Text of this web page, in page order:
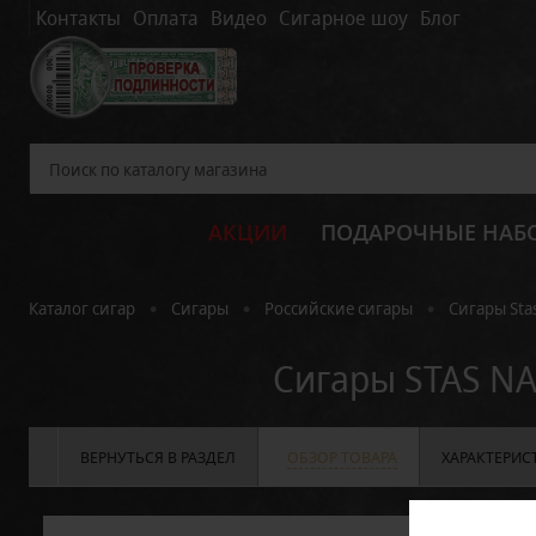
Контакты Оплата Видео Сигарное шоу Блог
АКЦИИ ПОДАРОЧНЫЕ
Каталог сигар Сигары Российские сигары Сигары
Сигары STAS
ВЕРНУТЬСЯ В РАЗДЕЛ ОБЗОР ТОВАРА